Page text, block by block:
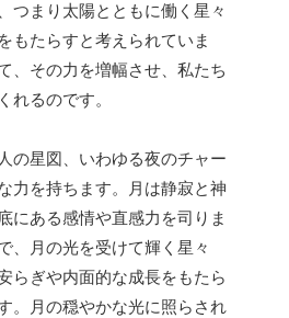
つまり太陽とともに働く星々
もたらすと考えられていま
、その力を増幅させ、私たち
れるのです。
の星図、いわゆる夜のチャー
力を持ちます。月は静寂と神
にある感情や直感力を司りま
、月の光を受けて輝く星々
らぎや内面的な成長をもたら
。月の穏やかな光に照らされ